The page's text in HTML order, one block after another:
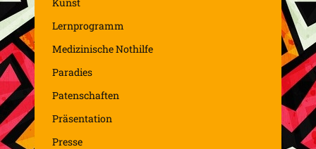
Lernprogramm
Medizinische Nothilfe
Paradies
Patenschaften
Präsentation
Presse